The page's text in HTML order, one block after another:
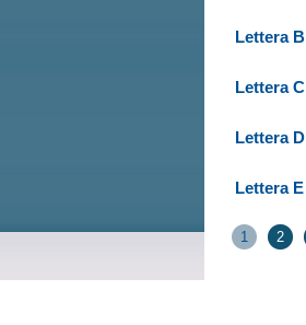
Lettera B
Lettera C
Lettera D
Lettera E
1 2